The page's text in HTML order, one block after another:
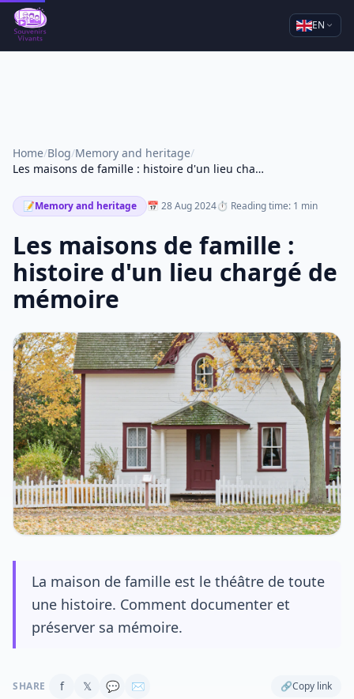
EN
Home/Blog/Memory and heritage/
Les maisons de famille : histoire d'un lieu chargé de mémoire
📝Memory and heritage 📅 28 Aug 2024⏱ Reading time: 1 min
Les maisons de famille :
histoire d'un lieu chargé de
mémoire
La maison de famille est le théâtre de toute
une histoire. Comment documenter et
préserver sa mémoire.
SHARE f 𝕏 💬 ✉ 🔗Copy link